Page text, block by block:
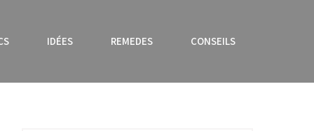
IDÉES REMEDES CONSEILS